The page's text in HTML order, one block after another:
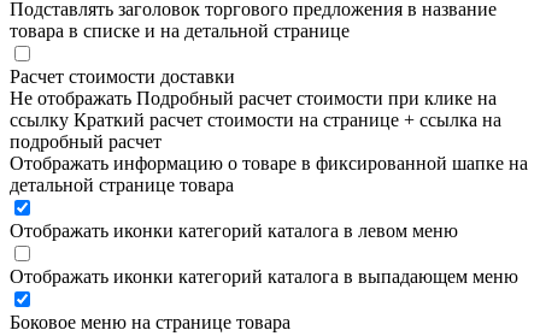
Подставлять заголовок торгового предложения в название
товара в списке и на детальной странице
Расчет стоимости доставки
Не отображать Подробный расчет стоимости при клике на
ссылку Краткий расчет стоимости на странице + ссылка на
подробный расчет
Отображать информацию о товаре в фиксированной шапке на
детальной странице товара
Отображать иконки категорий каталога в левом меню
Отображать иконки категорий каталога в выпадающем меню
Боковое меню на странице товара